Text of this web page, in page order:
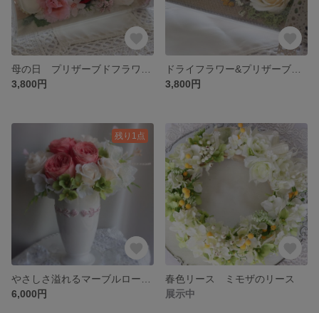
3,800円
3,800円
残り1点
6,000円
春色リース ミモザのリース
展示中